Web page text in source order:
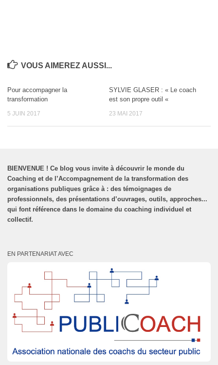
VOUS AIMEREZ AUSSI...
Pour accompagner la
transformation
5 JUIN 2017
SYLVIE GLASER : « Le coach
est son propre outil «
23 MAI 2017
BIENVENUE ! Ce blog vous invite à découvrir le monde du
Coaching et de l’Accompagnement de la transformation des
organisations publiques grâce à : des témoignages de
professionnels, des présentations d’ouvrages, outils, approches...
qui font référence dans le domaine du coaching individuel et
collectif.
EN PARTENARIAT AVEC